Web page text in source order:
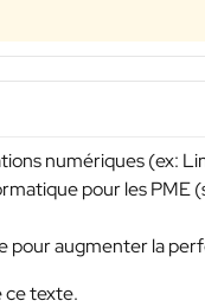
numériques (ex:
pour les
pour augmenter la
ce texte.